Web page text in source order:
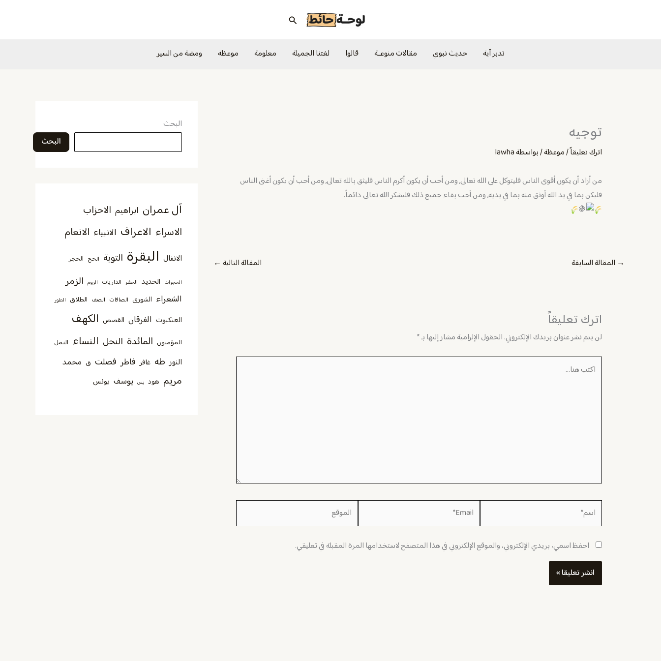
البحث
تدبر آية حديث نبوي مقالات منوعــة قالوا لغتنا الجميلة معلومة موعظة ومضة من السير
توجيه
اترك تعليقاً/موعظة/ بواسطةlawha
‏من أراد أن يكون أقوى الناس فليتوكل على الله تعالى, ومن أحب أن يكون أكرم الناس فليثق بالله تعالى, ومن أحب أن يكون أغنى الناس
فليكن بما في يد الله أوثق منه بما في يديه, ومن أحب بقاء جميع ذلك فليشكر الله تعالى دائماً.
→ المقالة السابقة المقالة التالية ←
اترك تعليقاً
لن يتم نشر عنوان بريدك الإلكتروني.الحقول الإلزامية مشار إليها بـ*
اكتب
اسم* Email* الموقع
احفظ اسمي، بريدي الإلكتروني، والموقع الإلكتروني في هذا المتصفح لاستخدامها المرة المقبلة في تعليقي.
البحث
البحث
آل عمران ابراهيم الاحزاب
الاسراء الاعراف الانبياء الانعام
الانفال البقرة التوبة الحج الحجر
الحجرات الحديد الحشر الذاريات الروم الزمر
الشعراء الشورى الصافات الصف الطلاق الطور
العنكبوت الفرقان القصص الكهف
المؤمنون المائدة النحل النساء النمل
النور طه غافر فاطر فصلت ق محمد
مريم هود يس يوسف يونس